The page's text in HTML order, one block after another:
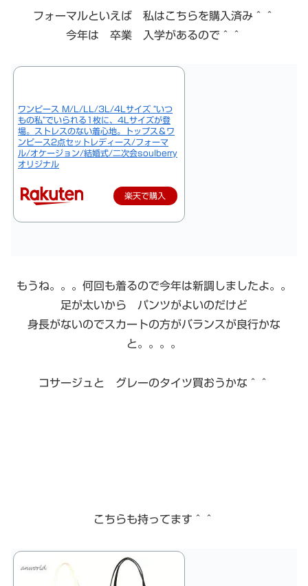
フォーマルといえば 私はこちらを購入済み＾＾
今年は 卒業 入学があるので＾＾
ワンピース M/L/LL/3L/4Lサイズ “いつ
もの私”でいられる1枚に、4Lサイズが登
場。ストレスのない着心地。トップス＆ワ
ンピース2点セットレディース/フォーマ
ル/オケージョン/結婚式/二次会soulberry
オリジナル
楽天で購入
もうね。。。何回も着るので今年は新調しましたよ。。
足が太いから パンツがよいのだけど
身長がないのでスカートの方がバランスが良行かな
と。。。。
コサージュと グレーのタイツ買おうかな＾＾
こちらも持ってます＾＾